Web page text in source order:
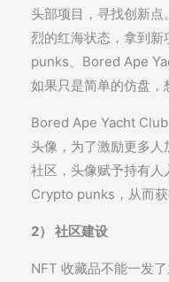
头部项目，寻找创新
烈的红海状态，拿到
punks、Bored Ape
如果只是简单的仿盘，
Bored Ape Yacht
头像，为了激励更多
社区，头像赋予持有
Crypto punks，从而获
2） 社区建设
NFT 收藏品不能一发了